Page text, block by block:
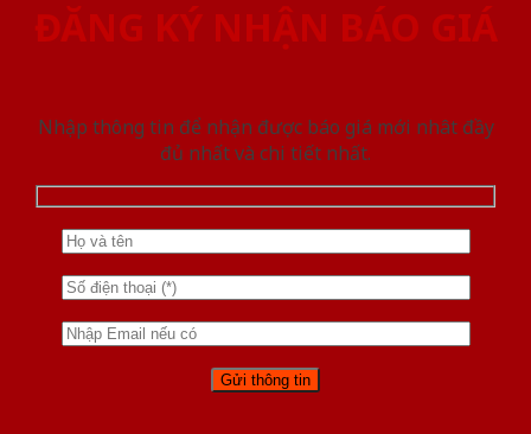
ĐĂNG KÝ NHẬN BÁO GIÁ
Nhập thông tin để nhận được báo giá mới nhât đầy
đủ nhất và chi tiết nhất.